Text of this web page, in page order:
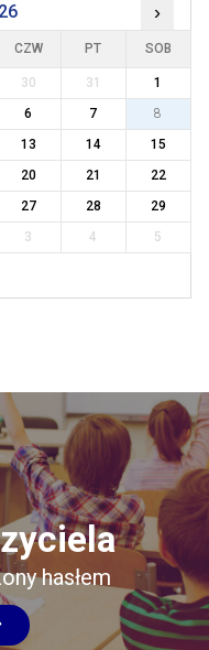
›
CZW PT SOB
30 31
1
6 7
8
13 14
15
20 21
22
27 28
29
3 4 5
hasłem